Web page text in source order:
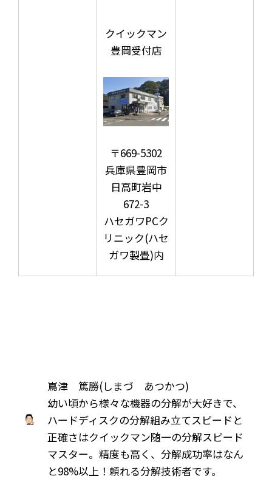
クイックマン
豊岡受付店
〒669-5302
兵庫県豊岡市
日高町岩中
672-3
ハセガワPCク
リニック(ハセ
ガワ製畳)内
嶌津 篤勝(しまづ あつかつ)
幼い頃から様々な機器の分解が大好きで、
ハードディスクの分解組み立てスピードと
正確さはクイックマン随一の分解スピード
マスター。精度も高く、分解成功率はなん
と98%以上！頼れる分解技術者です。